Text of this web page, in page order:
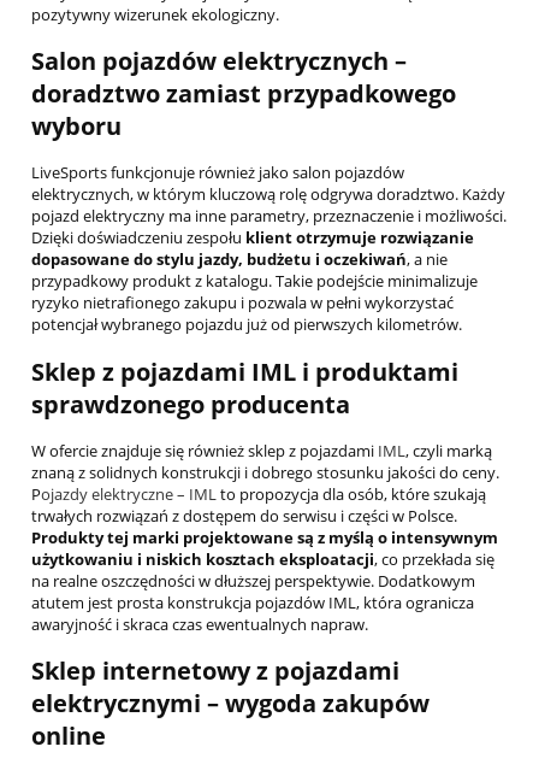
pozytywny wizerunek ekologiczny.
Salon pojazdów elektrycznych –
doradztwo zamiast przypadkowego
wyboru
LiveSports funkcjonuje również jako salon pojazdów
elektrycznych, w którym kluczową rolę odgrywa doradztwo. Każdy
pojazd elektryczny ma inne parametry, przeznaczenie i możliwości.
Dzięki doświadczeniu zespołu klient otrzymuje rozwiązanie
dopasowane do stylu jazdy, budżetu i oczekiwań, a nie
przypadkowy produkt z katalogu. Takie podejście minimalizuje
ryzyko nietrafionego zakupu i pozwala w pełni wykorzystać
potencjał wybranego pojazdu już od pierwszych kilometrów.
Sklep z pojazdami IML i produktami
sprawdzonego producenta
W ofercie znajduje się również sklep z pojazdami IML, czyli marką
znaną z solidnych konstrukcji i dobrego stosunku jakości do ceny.
Pojazdy elektryczne – IMLto propozycja dla osób, które szukają
trwałych rozwiązań z dostępem do serwisu i części w Polsce.
Produkty tej marki projektowane są z myślą o intensywnym
użytkowaniu i niskich kosztach eksploatacji, co przekłada się
na realne oszczędności w dłuższej perspektywie. Dodatkowym
atutem jest prosta konstrukcja pojazdów IML, która ogranicza
awaryjność i skraca czas ewentualnych napraw.
Sklep internetowy z pojazdami
elektrycznymi – wygoda zakupów
online